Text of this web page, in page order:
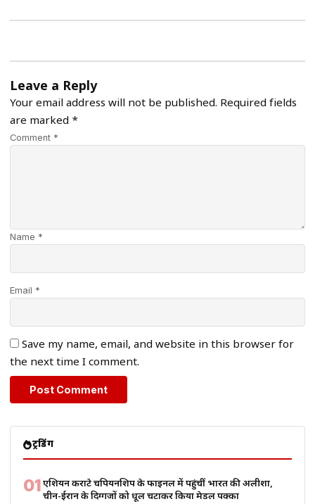
Leave a Reply
Your email address will not be published. Required fields
are marked *
Comment *
Name *
Email *
Save my name, email, and website in this browser for
the next time I comment.
ट्रेंडिंग
01एशियन कराटे चैंपियनशिप के फाइनल में पहुंचीं भारत की अलीशा,
चीन-ईरान के दिग्गजों को धूल चटाकर किया मेडल पक्का